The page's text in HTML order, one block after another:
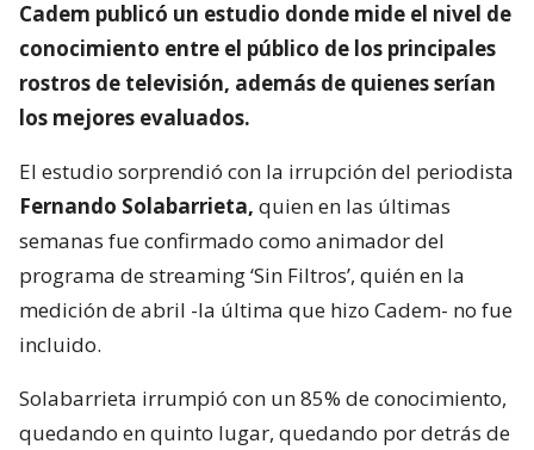
Cadem publicó un estudio donde mide el nivel de
conocimiento entre el público de los principales
rostros de televisión, además de quienes serían
los mejores evaluados.
El estudio sorprendió con la irrupción del periodista
Fernando Solabarrieta, quien en las últimas
semanas fue confirmado como animador del
programa de streaming ‘Sin Filtros’, quién en la
medición de abril -la última que hizo Cadem- no fue
incluido.
Solabarrieta irrumpió con un 85% de conocimiento,
quedando en quinto lugar, quedando por detrás de